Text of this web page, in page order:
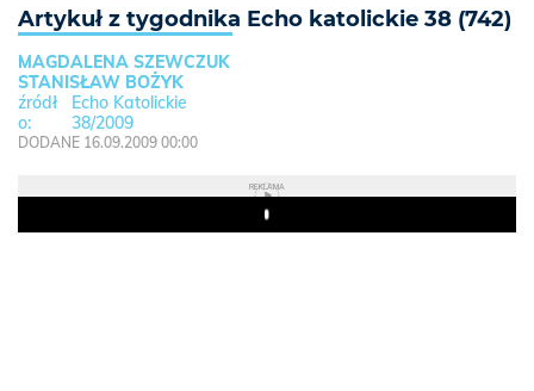
Artykuł z tygodnika Echo katolickie 38 (742)
MAGDALENA SZEWCZUK
STANISŁAW BOŻYK
Echo Katolickie
38/2009
DODANE 16.09.2009 00:00
REKLAMA
Play